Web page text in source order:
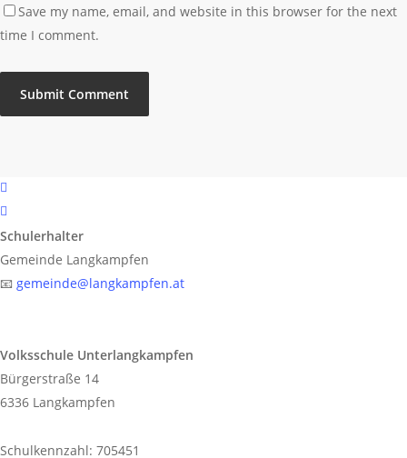
Save my name, email, and website in this browser for the next
time I comment.
phone
email
Schulerhalter
Gemeinde Langkampfen
📧 gemeinde@langkampfen.at
Volksschule Unterlangkampfen
Bürgerstraße 14
6336 Langkampfen
Schulkennzahl: 705451